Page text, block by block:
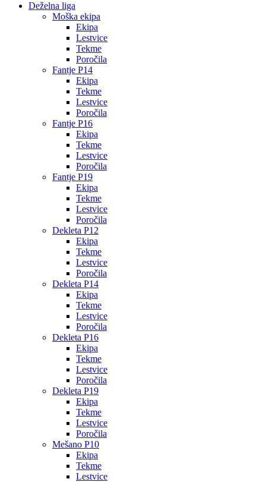
Deželna liga
Moška ekipa
Ekipa
Lestvice
Tekme
Poročila
Fantje P14
Ekipa
Tekme
Lestvice
Poročila
Fantje P16
Ekipa
Tekme
Lestvice
Poročila
Fantje P19
Ekipa
Tekme
Lestvice
Poročila
Dekleta P12
Ekipa
Tekme
Lestvice
Poročila
Dekleta P14
Ekipa
Tekme
Lestvice
Poročila
Dekleta P16
Ekipa
Tekme
Lestvice
Poročila
Dekleta P19
Ekipa
Tekme
Lestvice
Poročila
Mešano P10
Ekipa
Tekme
Lestvice